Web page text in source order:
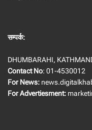
सम्पर्क:
DHUMBARAHI,
Contact No: 01-4530012
For News:
For Advertiesment: